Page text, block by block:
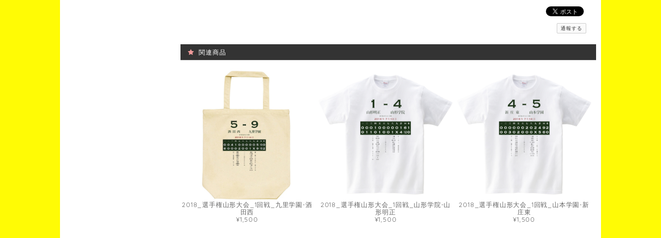
通報する
関連商品
2018_選手権山形大会_1回戦_九里学園-酒
田西
¥1,500
2018_選手権山形大会_1回戦_山形学院-山
形明正
¥1,500
2018_選手権山形大会_1回戦_山本学園-新
庄東
¥1,500